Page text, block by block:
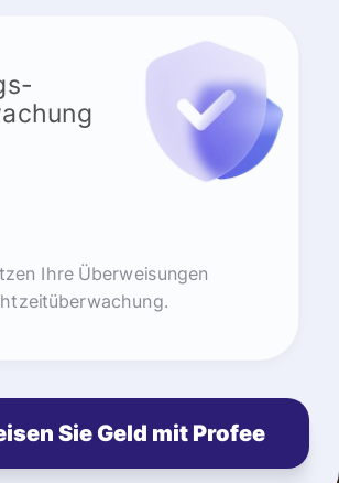
Ihre Überweisungen
Sie Geld mit Profee